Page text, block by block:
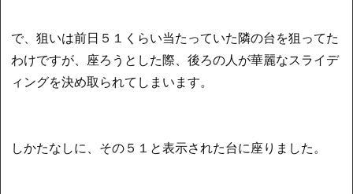
で、狙いは前日５１くらい当たっていた隣の台を狙ってた
わけですが、座ろうとした際、後ろの人が華麗なスライデ
ィングを決め取られてしまいます。
しかたなしに、その５１と表示された台に座りました。